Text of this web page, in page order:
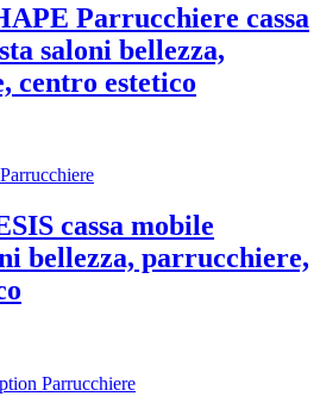
Parrucchiere cassa
saloni bellezza,
centro estetico
cassa mobile
bellezza, parrucchiere,